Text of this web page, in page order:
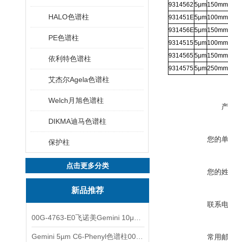
HALO色谱柱
PE色谱柱
依利特色谱柱
艾杰尔Agela色谱柱
Welch月旭色谱柱
DIKMA迪马色谱柱
保护柱
点击更多分类
新品推荐
9314562 5μm150mm
931451E5μm100mm
931456E5μm150mm
93145155μm100mm
93145655μm150mm
93145755μm250mm
您的
您的
联系
常用